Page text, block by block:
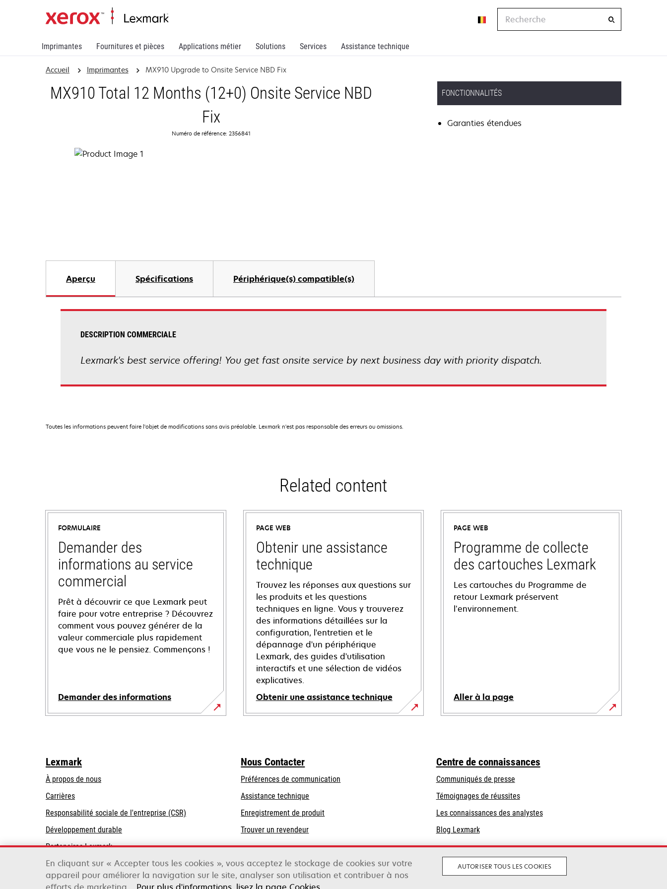
Imprimantes Fournitures et pièces Applications métier Solutions Services Assistance technique
Recherche
Accueil Imprimantes MX910 Upgrade to Onsite Service NBD Fix
MX910 Total 12 Months (12+0) Onsite Service NBD
Fix
Numéro de référence: 2356841
FONCTIONNALITÉS
Garanties étendues
Aperçu Spécifications Périphérique(s) compatible(s)
DESCRIPTION COMMERCIALE
Lexmark's best service offering! You get fast onsite service by next business day with priority dispatch.
Toutes les informations peuvent faire l'objet de modifications sans avis préalable. Lexmark n'est pas responsable des erreurs ou omissions.
Related content
FORMULAIRE
Demander des
informations au service
commercial
Prêt à découvrir ce que Lexmark peut
faire pour votre entreprise ? Découvrez
comment vous pouvez générer de la
valeur commerciale plus rapidement
que vous ne le pensiez. Commençons !
Demander des informations
PAGE WEB
Obtenir une assistance
technique
Trouvez les réponses aux questions sur
les produits et les questions
techniques en ligne. Vous y trouverez
des informations détaillées sur la
configuration, l'entretien et le
dépannage d'un périphérique
Lexmark, des guides d'utilisation
interactifs et une sélection de vidéos
explicatives.
Obtenir une assistance technique
s’ouvre
onglet
PAGE WEB
Programme de collecte
des cartouches Lexmark
Les cartouches du Programme de
retour Lexmark préservent
l’environnement.
Aller à la page
Lexmark
À propos de nous
Carrières
s’ouvre
dans
un
nouvel
onglet
Responsabilité sociale de l'entreprise (CSR)
nouvel
onglet
Développement durable
Partenaires Lexmark
Nous Contacter
Préférences de communication
s’ouvre
dans
un
nouvel
onglet
Assistance technique
dans
un
nouvel
onglet
Enregistrement de produit
Trouver un revendeur
Centre de connaissances
Communiqués de presse
Témoignages de réussites
Les connaissances des analystes
Blog Lexmark
Lexmark International, Inc., une entreprise Xerox
©2026 Tous droits réservés.
En cliquant sur « Accepter tous les cookies », vous acceptez le stockage de cookies sur votre
appareil pour améliorer la navigation sur le site, analyser son utilisation et contribuer à nos
AUTORISER TOUS LES COOKIES